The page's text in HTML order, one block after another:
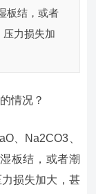
板结，或者
压力损失加
情况？
、Na2CO3、
板结，或者潮
损失加大，甚